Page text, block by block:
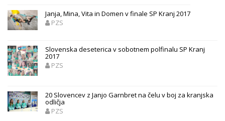
Janja, Mina, Vita in Domen v finale SP Kranj 2017
PZS
Slovenska deseterica v sobotnem polfinalu SP Kranj
2017
PZS
20 Slovencev z Janjo Garnbret na čelu v boj za kranjska
odličja
PZS